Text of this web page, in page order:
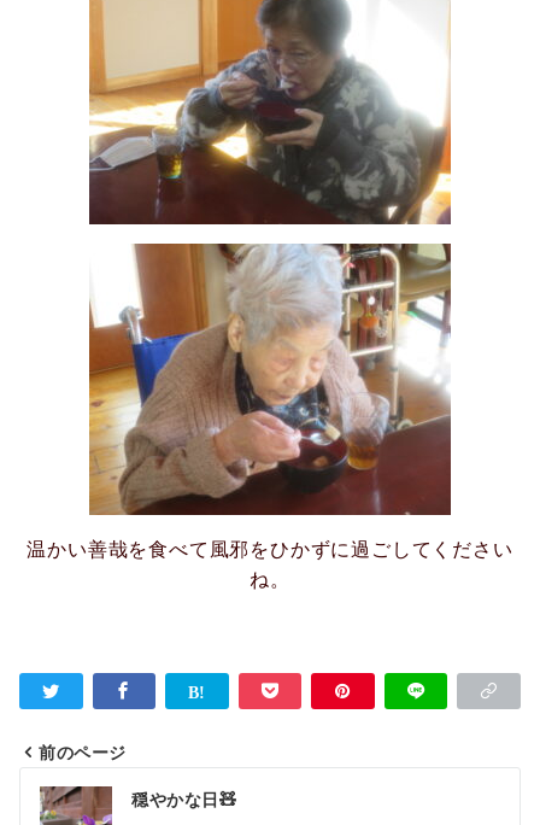
温かい善哉を食べて風邪をひかずに過ごしてください
ね。
投
前のページ
穏やかな日🧸